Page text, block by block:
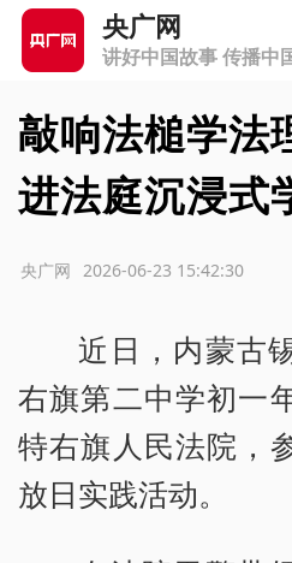
央广网
讲好中国故事 传播中
敲响法槌学法
进法庭沉浸式
2026-06-23 15:42:30
央广网
近日，内蒙古
右旗第二中学初一
特右旗人民法院，
放日实践活动。